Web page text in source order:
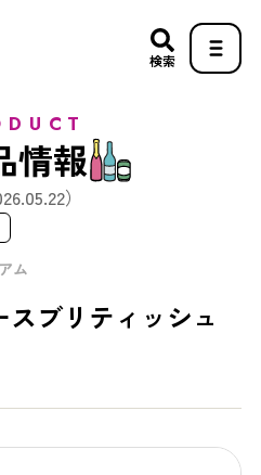
検索
情報
）
ム
ブリティッシュ